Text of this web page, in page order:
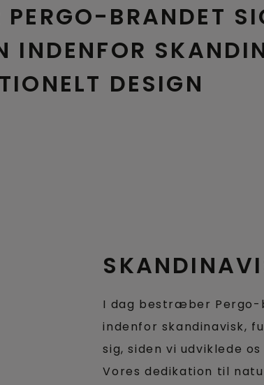
BRANDET
INDENFOR
DESIGN
I dag bestræber
indenfor skandinavisk,
sig, siden vi udviklede
Vores dedikation til